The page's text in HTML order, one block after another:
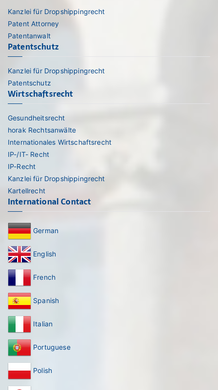
Kanzlei für Dropshippingrecht
Patent Attorney
Patentanwalt
Patentschutz
Kanzlei für Dropshippingrecht
Patentschutz
Wirtschaftsrecht
Gesundheitsrecht
horak Rechtsanwälte
Internationales Wirtschaftsrecht
IP-/IT- Recht
IP-Recht
Kanzlei für Dropshippingrecht
Kartellrecht
International Contact
German
English
French
Spanish
Italian
Portuguese
Polish